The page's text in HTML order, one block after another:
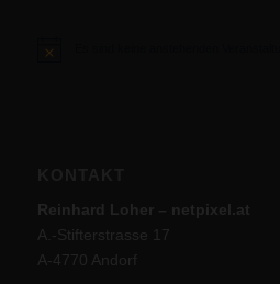
Hinweis
Reinhard Loher – netpixel.at
A.-Stifterstrasse 17
A-4770 Andorf